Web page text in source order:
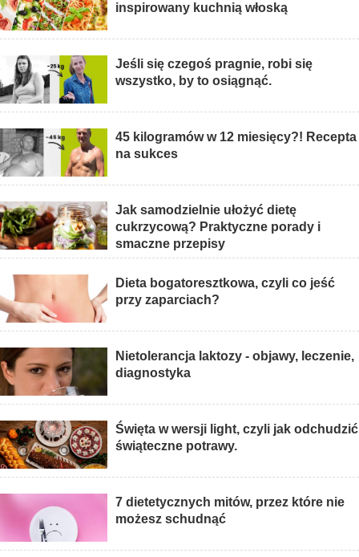
inspirowany kuchnią włoską
Jeśli się czegoś pragnie, robi się
wszystko, by to osiągnąć.
45 kilogramów w 12 miesięcy?! Recepta
na sukces
Jak samodzielnie ułożyć dietę
cukrzycową? Praktyczne porady i
smaczne przepisy
Dieta bogatoresztkowa, czyli co jeść
przy zaparciach?
Nietolerancja laktozy - objawy, leczenie,
diagnostyka
Święta w wersji light, czyli jak odchudzić
świąteczne potrawy.
7 dietetycznych mitów, przez które nie
możesz schudnąć